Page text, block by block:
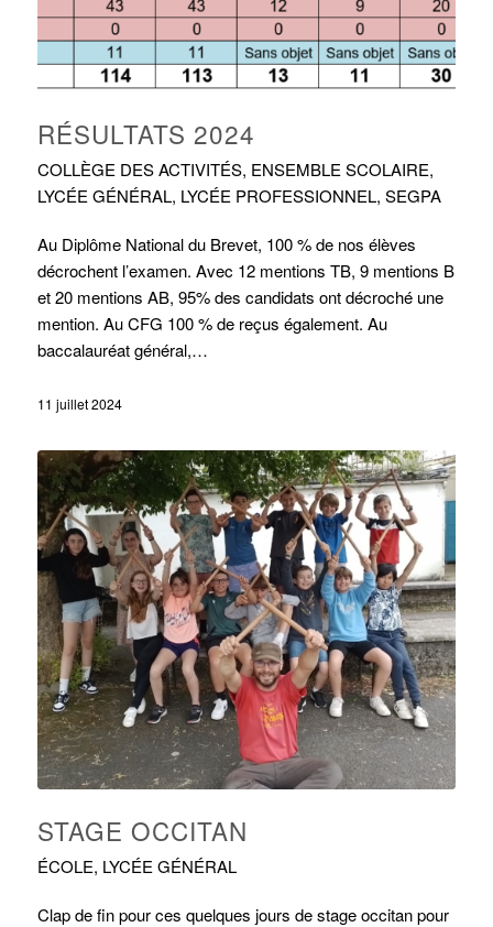
RÉSULTATS 2024
COLLÈGE DES ACTIVITÉS, ENSEMBLE SCOLAIRE,
LYCÉE GÉNÉRAL, LYCÉE PROFESSIONNEL, SEGPA
Au Diplôme National du Brevet, 100 % de nos élèves
décrochent l’examen. Avec 12 mentions TB, 9 mentions B
et 20 mentions AB, 95% des candidats ont décroché une
mention. Au CFG 100 % de reçus également. Au
baccalauréat général,…
11 juillet 2024
STAGE OCCITAN
ÉCOLE, LYCÉE GÉNÉRAL
Clap de fin pour ces quelques jours de stage occitan pour